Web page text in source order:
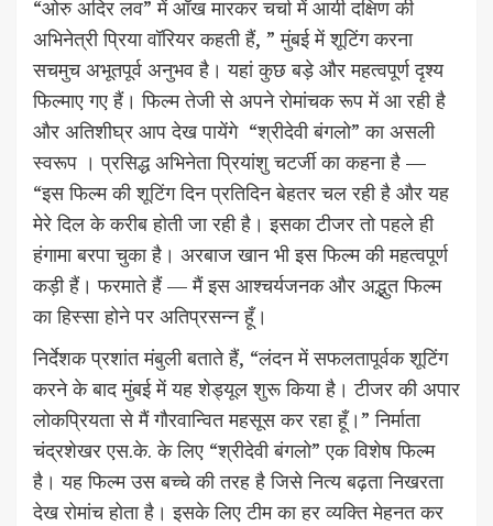
“ओरु अदिर लव” में आँख मारकर चर्चा में आयी दक्षिण की
अभिनेत्री प्रिया वॉरियर कहती हैं, ” मुंबई में शूटिंग करना
सचमुच अभूतपूर्व अनुभव है। यहां कुछ बड़े और महत्वपूर्ण दृश्य
फिल्माए गए हैं। फिल्म तेजी से अपने रोमांचक रूप में आ रही है
और अतिशीघ्र आप देख पायेंगे “श्रीदेवी बंगलो” का असली
स्वरूप । प्रसिद्ध अभिनेता प्रियांशु चटर्जी का कहना है —
“इस फिल्म की शूटिंग दिन प्रतिदिन बेहतर चल रही है और यह
मेरे दिल के करीब होती जा रही है। इसका टीजर तो पहले ही
हंगामा बरपा चुका है। अरबाज खान भी इस फिल्म की महत्वपूर्ण
कड़ी हैं। फरमाते हैं — मैं इस आश्चर्यजनक और अद्भुत फिल्म
का हिस्सा होने पर अतिप्रसन्न हूँ।
निर्देशक प्रशांत मंबुली बताते हैं, “लंदन में सफलतापूर्वक शूटिंग
करने के बाद मुंबई में यह शेड्यूल शुरू किया है। टीजर की अपार
लोकप्रियता से मैं गौरवान्वित महसूस कर रहा हूँ।” निर्माता
चंद्रशेखर एस.के. के लिए “श्रीदेवी बंगलो” एक विशेष फिल्म
है। यह फिल्म उस बच्चे की तरह है जिसे नित्य बढ़ता निखरता
देख रोमांच होता है। इसके लिए टीम का हर व्यक्ति मेहनत कर